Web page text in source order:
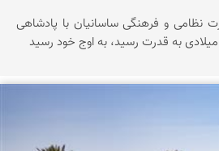
در قرن ششم میلادی، قدرت نظامی و فرهنگی ساسانیان با پادشاهی